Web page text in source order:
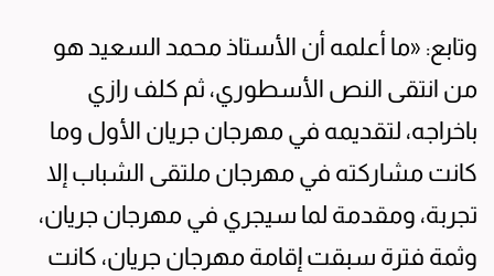
وتابع: «ما أعلمه أن الأستاذ محمد السعيد هو
من انتقى النص الأسطوري، ثم كلف رازي
باخراجه، لتقديمه في مهرجان جريان الأول وما
كانت مشاركته في مهرجان ملتقى الشباب إلا
تجربة، ومقدمة لما سيجري في مهرجان جريان،
وثمة فترة سبقت إقامة مهرجان جريان، كانت